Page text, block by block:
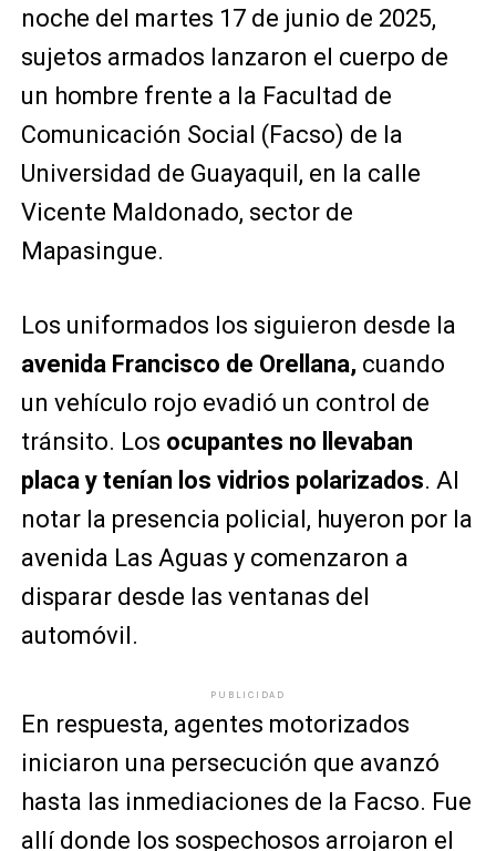
noche del martes 17 de junio de 2025,
sujetos armados lanzaron el cuerpo de
un hombre frente a la Facultad de
Comunicación Social (Facso) de la
Universidad de Guayaquil, en la calle
Vicente Maldonado, sector de
Mapasingue.
Los uniformados los siguieron desde la
avenida Francisco de Orellana,cuando
un vehículo rojo evadió un control de
tránsito. Los ocupantes no llevaban
placa y tenían los vidrios polarizados. Al
notar la presencia policial, huyeron por la
avenida Las Aguas y comenzaron a
disparar desde las ventanas del
automóvil.
PUBLICIDAD
En respuesta, agentes motorizados
iniciaron una persecución que avanzó
hasta las inmediaciones de la Facso. Fue
allí donde los sospechosos arrojaron el